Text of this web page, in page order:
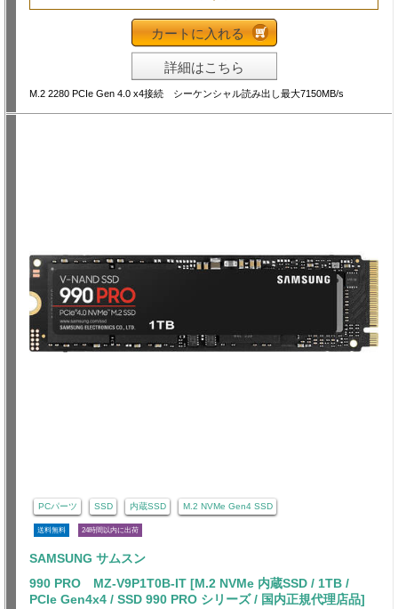
カートに入れる
詳細はこちら
M.2 2280 PCIe Gen 4.0 x4接続 シーケンシャル読み出し最大7150MB/s
PCパーツ SSD 内蔵SSD M.2 NVMe Gen4 SSD
送料無料 24時間以内に出荷
SAMSUNG サムスン
990 PRO MZ-V9P1T0B-IT [M.2 NVMe 内蔵SSD / 1TB /
PCIe Gen4x4 / SSD 990 PRO シリーズ / 国内正規代理店品]